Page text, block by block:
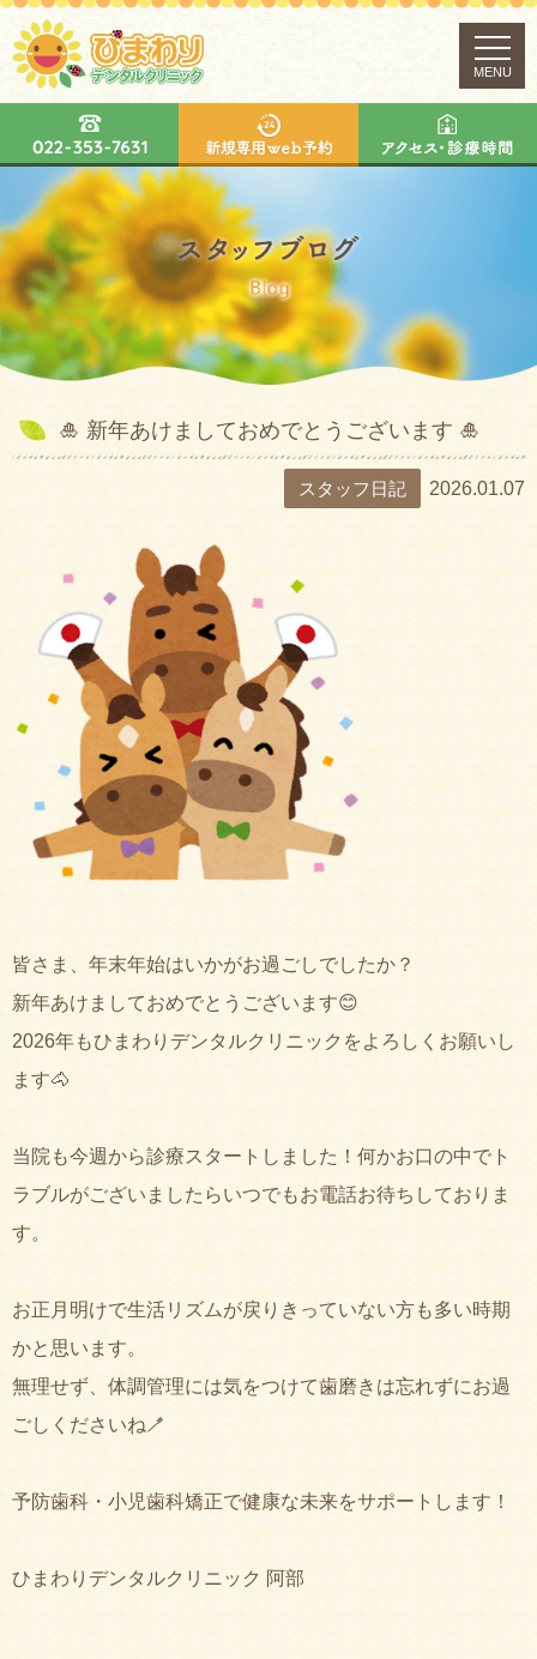
MENU
🎍 新年あけましておめでとうございます 🎍
スタッフ日記 2026.01.07
皆さま、年末年始はいかがお過ごしでしたか？
新年あけましておめでとうございます😊
2026年もひまわりデンタルクリニックをよろしくお願いし
ます🐴
当院も今週から診療スタートしました！何かお口の中でト
ラブルがございましたらいつでもお電話お待ちしておりま
す。
お正月明けで生活リズムが戻りきっていない方も多い時期
かと思います。
無理せず、体調管理には気をつけて歯磨きは忘れずにお過
ごしくださいね🪥
予防歯科・小児歯科矯正で健康な未来をサポートします！
ひまわりデンタルクリニック 阿部